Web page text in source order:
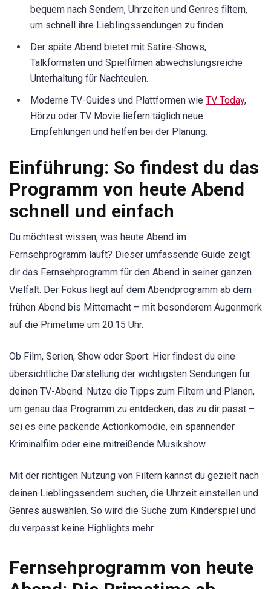
bequem nach Sendern, Uhrzeiten und Genres filtern,
um schnell ihre Lieblingssendungen zu finden.
Der späte Abend bietet mit Satire-Shows,
Talkformaten und Spielfilmen abwechslungsreiche
Unterhaltung für Nachteulen.
Moderne TV-Guides und Plattformen wie TV Today,
Hörzu oder TV Movie liefern täglich neue
Empfehlungen und helfen bei der Planung.
Einführung: So findest du das
Programm von heute Abend
schnell und einfach
Du möchtest wissen, was heute Abend im
Fernsehprogramm läuft? Dieser umfassende Guide zeigt
dir das Fernsehprogramm für den Abend in seiner ganzen
Vielfalt. Der Fokus liegt auf dem Abendprogramm ab dem
frühen Abend bis Mitternacht – mit besonderem Augenmerk
auf die Primetime um 20:15 Uhr.
Ob Film, Serien, Show oder Sport: Hier findest du eine
übersichtliche Darstellung der wichtigsten Sendungen für
deinen TV-Abend. Nutze die Tipps zum Filtern und Planen,
um genau das Programm zu entdecken, das zu dir passt –
sei es eine packende Actionkomödie, ein spannender
Kriminalfilm oder eine mitreißende Musikshow.
Mit der richtigen Nutzung von Filtern kannst du gezielt nach
deinen Lieblingssendern suchen, die Uhrzeit einstellen und
Genres auswählen. So wird die Suche zum Kinderspiel und
du verpasst keine Highlights mehr.
Fernsehprogramm von heute